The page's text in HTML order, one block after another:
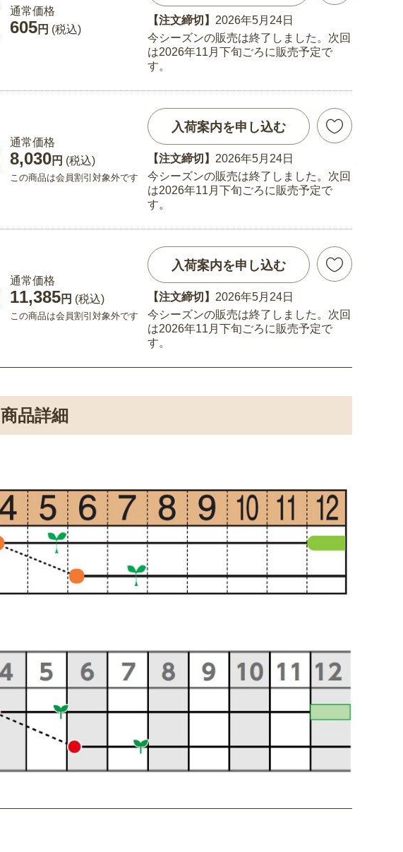
通常価格
605円 (税込)
【注文締切】 2026年5月24日
今シーズンの販売は終了しました。次回
は2026年11月下旬ごろに販売予定で
す。
通常価格
8,030円 (税込)
この商品は会員割引対象外です
入荷案内を申し込む
【注文締切】 2026年5月24日
今シーズンの販売は終了しました。次回
は2026年11月下旬ごろに販売予定で
す。
通常価格
11,385円 (税込)
この商品は会員割引対象外です
入荷案内を申し込む
【注文締切】 2026年5月24日
今シーズンの販売は終了しました。次回
は2026年11月下旬ごろに販売予定で
す。
商品詳細